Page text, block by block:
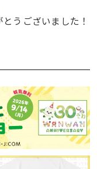
うございました！